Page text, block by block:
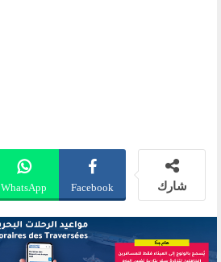
شارك Facebook
WhatsApp